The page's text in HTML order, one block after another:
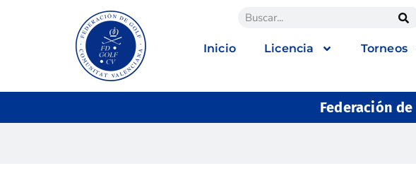
Inicio Licencia Torneos
Federación de